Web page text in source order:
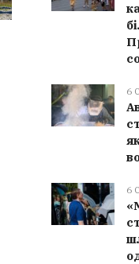
Культурна
поповнилася 9
елементами:
до танцю
6
6